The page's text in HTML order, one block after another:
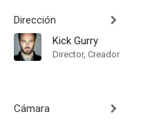
Dirección
Kick Gurry
Director, Creador
Cámara